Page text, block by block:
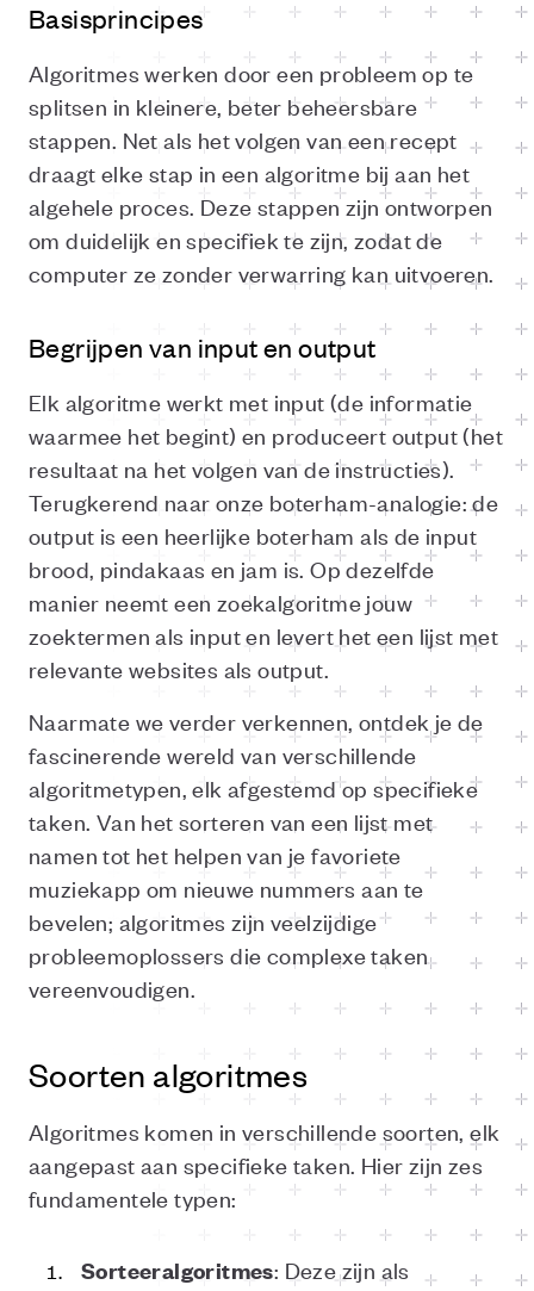
Basisprincipes
Algoritmes werken door een probleem op te
splitsen in kleinere, beter beheersbare
stappen. Net als het volgen van een recept
draagt elke stap in een algoritme bij aan het
algehele proces. Deze stappen zijn ontworpen
om duidelijk en specifiek te zijn, zodat de
computer ze zonder verwarring kan uitvoeren.
Begrijpen van input en output
Elk algoritme werkt met input (de informatie
waarmee het begint) en produceert output (het
resultaat na het volgen van de instructies).
Terugkerend naar onze boterham-analogie: de
output is een heerlijke boterham als de input
brood, pindakaas en jam is. Op dezelfde
manier neemt een zoekalgoritme jouw
zoektermen als input en levert het een lijst met
relevante websites als output.
Naarmate we verder verkennen, ontdek je de
fascinerende wereld van verschillende
algoritmetypen, elk afgestemd op specifieke
taken. Van het sorteren van een lijst met
namen tot het helpen van je favoriete
muziekapp om nieuwe nummers aan te
bevelen; algoritmes zijn veelzijdige
probleemoplossers die complexe taken
vereenvoudigen.
Soorten algoritmes
Algoritmes komen in verschillende soorten, elk
aangepast aan specifieke taken. Hier zijn zes
fundamentele typen:
Sorteeralgoritmes: Deze zijn als